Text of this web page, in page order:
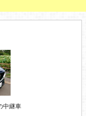
中継車